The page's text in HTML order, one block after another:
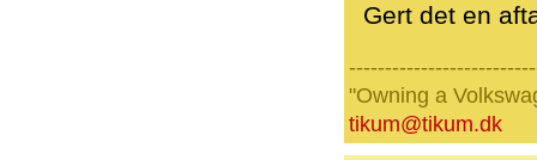
Gert det en
"Owning a
tikum@tikum.dk